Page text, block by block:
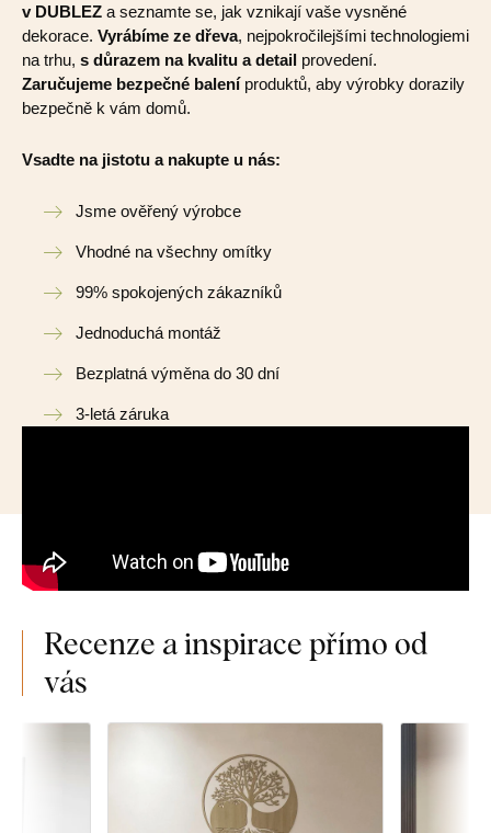
v DUBLEZ a seznamte se, jak vznikají vaše vysněné
dekorace. Vyrábíme ze dřeva, nejpokročilejšími technologiemi
na trhu, s důrazem na kvalitu a detail provedení.
Zaručujeme bezpečné baleníproduktů, aby výrobky dorazily
bezpečně k vám domů.
Vsadte na jistotu a nakupte u nás:
Jsme ověřený výrobce
Vhodné na všechny omítky
99% spokojených zákazníků
Jednoduchá montáž
Bezplatná výměna do 30 dní
3-letá záruka
Recenze a inspirace přímo od
vás